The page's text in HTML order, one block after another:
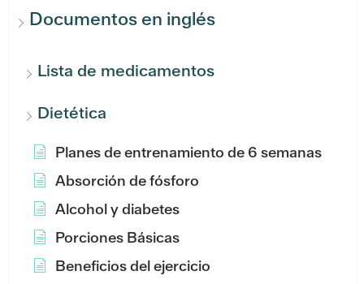
Documentos en inglés
Lista de medicamentos
Dietética
Planes de entrenamiento de 6 semanas
Absorción de fósforo
Alcohol y diabetes
Porciones Básicas
Beneficios del ejercicio